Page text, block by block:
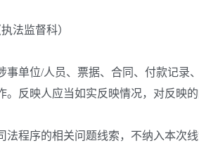
法监督科）
位/人员、票据、合同、付款记录、
映人应当如实反映情况，对反映的
序的相关问题线索，不纳入本次线